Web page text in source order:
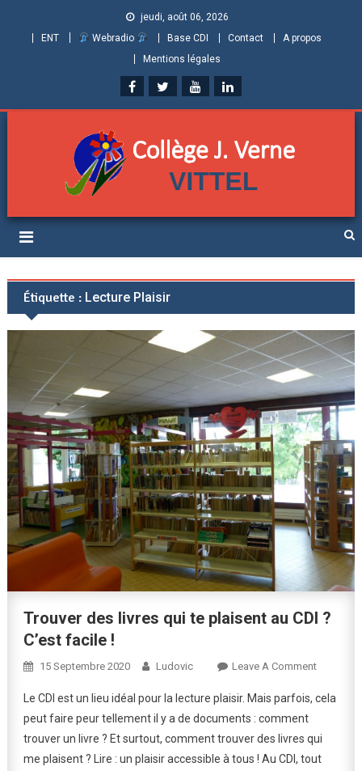
jeudi, août 06, 2026
ENT
Webradio Base CDI Contact
A propos
Mentions légales
Collège Jules Verne de
Vittel (Vosges)
Étiquette : Lecture Plaisir
Trouver des livres qui te plaisent au CDI ?
C’est facile !
15 Septembre 2020 Ludovic Leave A CommentOn
Des
Qui
Te
Le CDI est un lieu idéal pour la lecture plaisir. Mais parfois, cela
peut faire peur tellement il y a de documents : comment
trouver un livre ? Et surtout, comment trouver des livres qui
me plaisent ? Lire : un plaisir accessible à tous ! Au CDI, tout